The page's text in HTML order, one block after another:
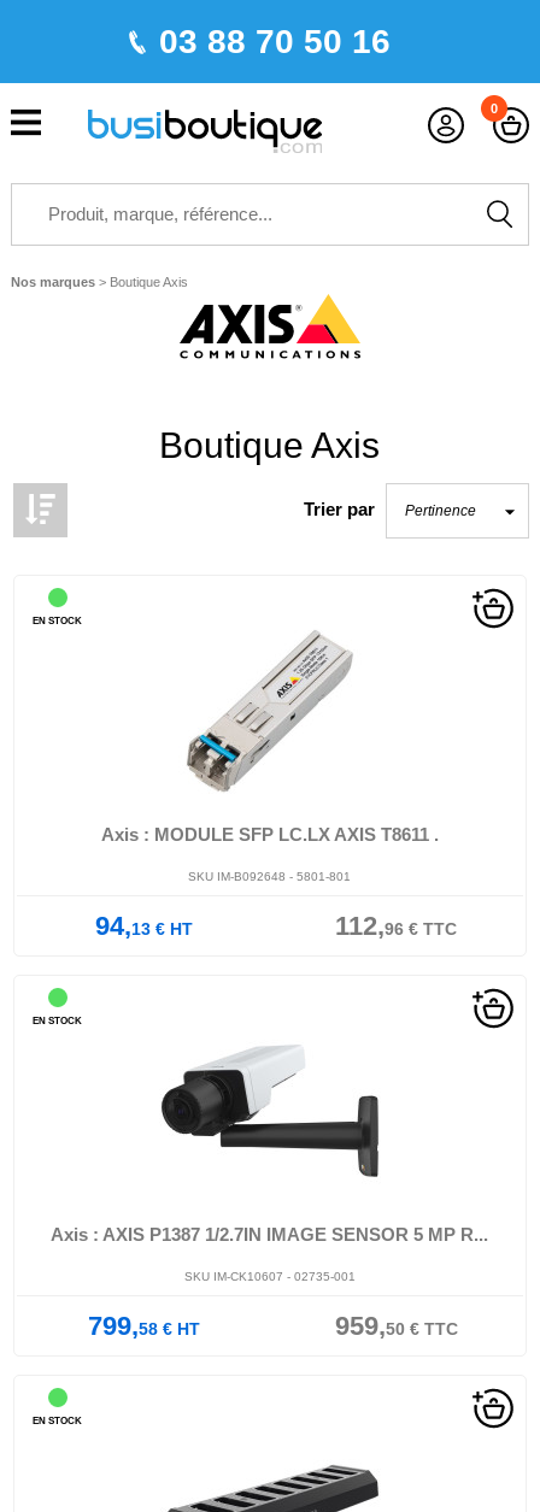
03 88 70 50 16
0
Nos marques > Boutique Axis
Boutique Axis
Trier par
Axis : MODULE SFP LC.LX AXIS T8611 .
SKU IM-B092648 - 5801-801
94,13€HT 112,96 € TTC
EN STOCK
Axis : AXIS P1387 1/2.7IN IMAGE SENSOR 5 MP R...
SKU IM-CK10607 - 02735-001
799,58€HT 959,50€TTC
EN STOCK
EN STOCK